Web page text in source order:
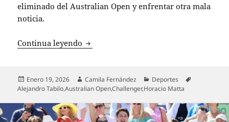
eliminado del Australian Open y enfrentar otra mala
noticia.
Continua leyendo Alejandro Tabilo enfrenta un nuevo
Publicado
el
Enero 19, 2026 Autor
Camila Fernández Categorías
Deportes
Alejandro Tabilo,Australian Open,Challenger,Horacio Matta